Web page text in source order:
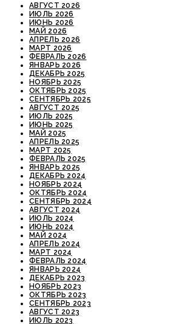
АВГУСТ 2026
ИЮЛЬ 2026
ИЮНЬ 2026
МАЙ 2026
АПРЕЛЬ 2026
МАРТ 2026
ФЕВРАЛЬ 2026
ЯНВАРЬ 2026
ДЕКАБРЬ 2025
НОЯБРЬ 2025
ОКТЯБРЬ 2025
СЕНТЯБРЬ 2025
АВГУСТ 2025
ИЮЛЬ 2025
ИЮНЬ 2025
МАЙ 2025
АПРЕЛЬ 2025
МАРТ 2025
ФЕВРАЛЬ 2025
ЯНВАРЬ 2025
ДЕКАБРЬ 2024
НОЯБРЬ 2024
ОКТЯБРЬ 2024
СЕНТЯБРЬ 2024
АВГУСТ 2024
ИЮЛЬ 2024
ИЮНЬ 2024
МАЙ 2024
АПРЕЛЬ 2024
МАРТ 2024
ФЕВРАЛЬ 2024
ЯНВАРЬ 2024
ДЕКАБРЬ 2023
НОЯБРЬ 2023
ОКТЯБРЬ 2023
СЕНТЯБРЬ 2023
АВГУСТ 2023
ИЮЛЬ 2023